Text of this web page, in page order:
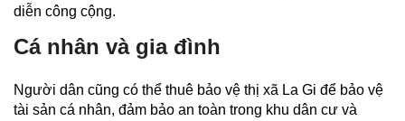
diễn công cộng.
Cá nhân và gia đình
Người dân cũng có thể thuê bảo vệ thị xã La Gi để bảo vệ
tài sản cá nhân, đảm bảo an toàn trong khu dân cư và